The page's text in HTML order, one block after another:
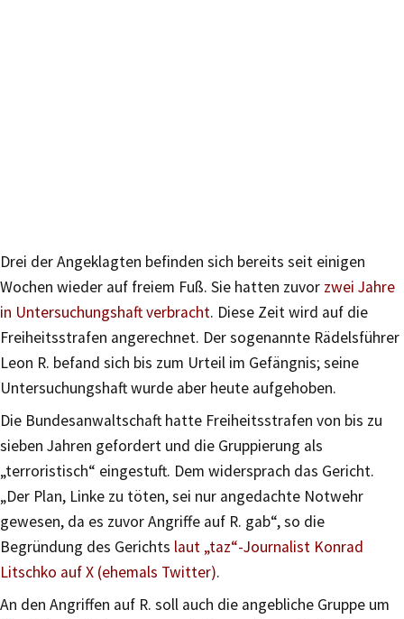
Drei der Angeklagten befinden sich bereits seit einigen
Wochen wieder auf freiem Fuß. Sie hatten zuvor zwei Jahre
in Untersuchungshaft verbracht. Diese Zeit wird auf die
Freiheitsstrafen angerechnet. Der sogenannte Rädelsführer
Leon R. befand sich bis zum Urteil im Gefängnis; seine
Untersuchungshaft wurde aber heute aufgehoben.
Die Bundesanwaltschaft hatte Freiheitsstrafen von bis zu
sieben Jahren gefordert und die Gruppierung als
„terroristisch“ eingestuft. Dem widersprach das Gericht.
„Der Plan, Linke zu töten, sei nur angedachte Notwehr
gewesen, da es zuvor Angriffe auf R. gab“, so die
Begründung des Gerichts laut „taz“-Journalist Konrad
Litschko auf X (ehemals Twitter).
An den Angriffen auf R. soll auch die angebliche Gruppe um